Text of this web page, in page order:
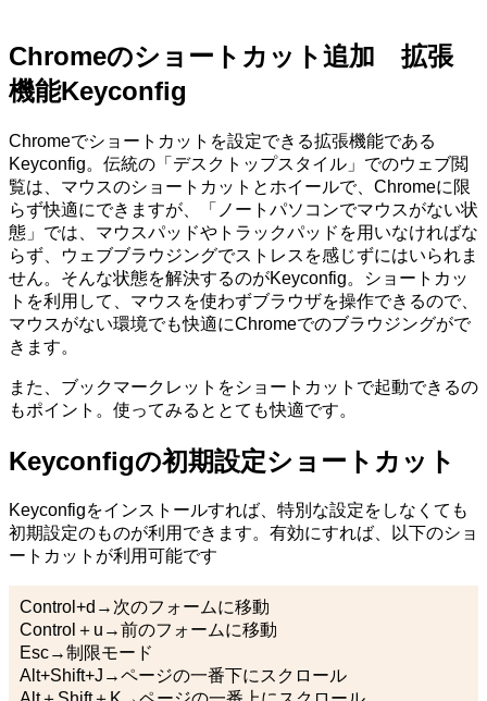
Chromeのショートカット追加 拡張
機能Keyconfig
Chromeでショートカットを設定できる拡張機能である
Keyconfig。伝統の「デスクトップスタイル」でのウェブ閲
覧は、マウスのショートカットとホイールで、Chromeに限
らず快適にできますが、「ノートパソコンでマウスがない状
態」では、マウスパッドやトラックパッドを用いなければな
らず、ウェブブラウジングでストレスを感じずにはいられま
せん。そんな状態を解決するのがKeyconfig。ショートカッ
トを利用して、マウスを使わずブラウザを操作できるので、
マウスがない環境でも快適にChromeでのブラウジングがで
きます。
また、ブックマークレットをショートカットで起動できるの
もポイント。使ってみるととても快適です。
Keyconfigの初期設定ショートカット
Keyconfigをインストールすれば、特別な設定をしなくても
初期設定のものが利用できます。有効にすれば、以下のショ
ートカットが利用可能です
Control+d→次のフォームに移動
Control＋u→前のフォームに移動
Esc→制限モード
Alt+Shift+J→ページの一番下にスクロール